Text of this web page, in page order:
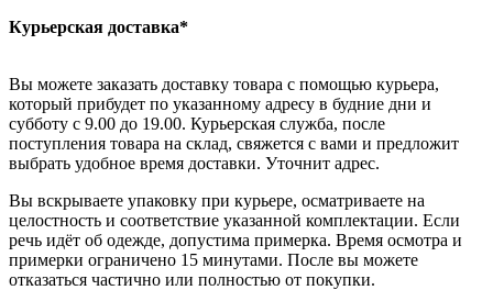
Курьерская доставка*
Вы можете заказать доставку товара с помощью курьера,
который прибудет по указанному адресу в будние дни и
субботу с 9.00 до 19.00. Курьерская служба, после
поступления товара на склад, свяжется с вами и предложит
выбрать удобное время доставки. Уточнит адрес.
Вы вскрываете упаковку при курьере, осматриваете на
целостность и соответствие указанной комплектации. Если
речь идёт об одежде, допустима примерка. Время осмотра и
примерки ограничено 15 минутами. После вы можете
отказаться частично или полностью от покупки.